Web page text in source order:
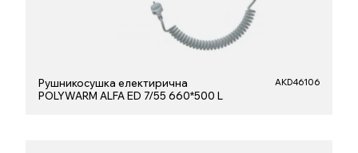
Рушникосушка електирична
POLYWARM ALFA ED 7/55 660*500 L
AKD46106